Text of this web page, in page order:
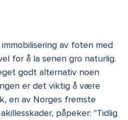
av foten med
for å la senen gro naturlig.
godt alternativ noen
er det viktig å være
en av Norges fremste
påpeker: "Tidlig